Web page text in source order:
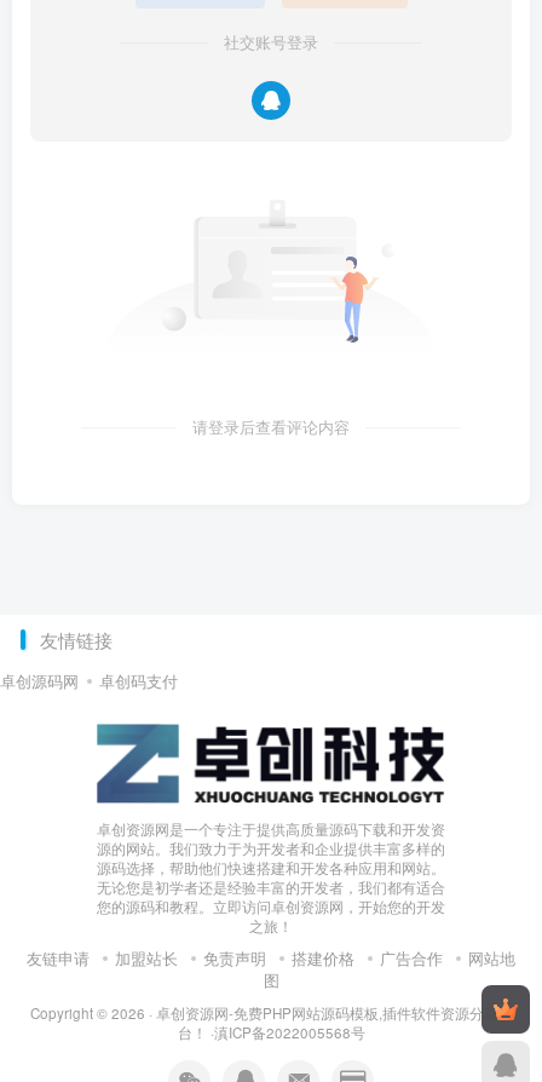
社交账号登录
请登录后查看评论内容
友情链接
卓创源码网 卓创码支付
卓创资源网是一个专注于提供高质量源码下载和开发资
源的网站。我们致力于为开发者和企业提供丰富多样的
源码选择，帮助他们快速搭建和开发各种应用和网站。
无论您是初学者还是经验丰富的开发者，我们都有适合
您的源码和教程。立即访问卓创资源网，开始您的开发
之旅！
友链申请 加盟站长 免责声明 搭建价格 广告合作
网站地
图
Copyright © 2026 · 卓创资源网-免费PHP网站源码模板,插件软件资源分享平
台！ ·滇ICP备2022005568号